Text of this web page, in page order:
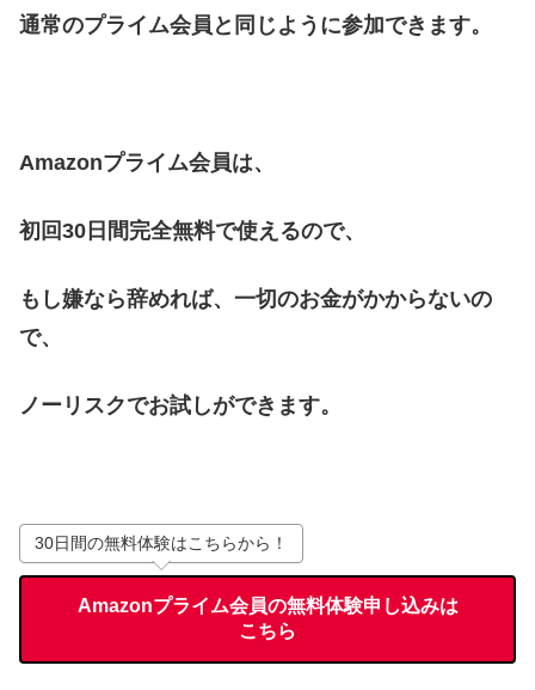
通常のプライム会員と同じように参加できます。
Amazonプライム会員は、
初回30日間完全無料で使えるので、
もし嫌なら辞めれば、一切のお金がかからないの
で、
ノーリスクでお試しができます。
30日間の無料体験はこちらから！
Amazonプライム会員の無料体験申し込みは
こちら